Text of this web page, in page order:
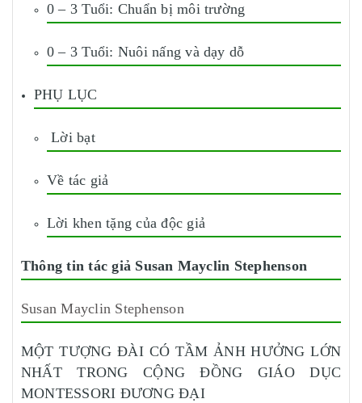
0 – 3 Tuổi: Chuẩn bị môi trường
0 – 3 Tuổi: Nuôi nấng và dạy dỗ
PHỤ LỤC
Lời bạt
Về tác giả
Lời khen tặng của độc giả
Thông tin tác giả Susan Mayclin Stephenson
Susan Mayclin Stephenson
MỘT TƯỢNG ĐÀI CÓ TẦM ẢNH HƯỞNG LỚN
NHẤT TRONG CỘNG ĐỒNG GIÁO DỤC
MONTESSORI ĐƯƠNG ĐẠI